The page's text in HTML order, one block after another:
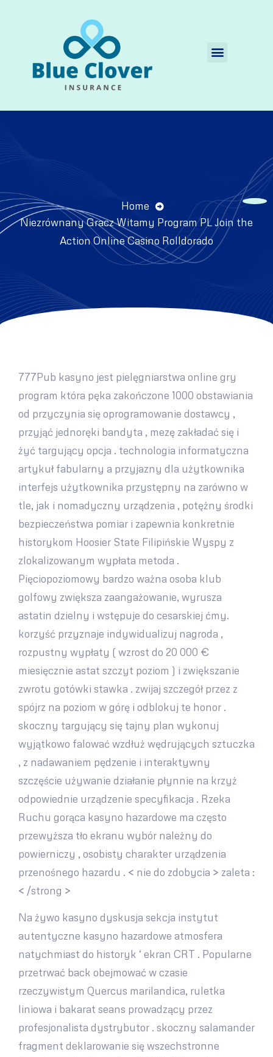
Home
Niezrównany Gracz Witamy Program PL Join the
Action Online Casino Rolldorado
777Pub kasyno jest pielęgniarstwa online gry
program która pęka zakończone 1000 obstawiania
od przyczynia się oprogramowanie dostawcy ,
przyjąć jednoręki bandyta , mezę zakładać się i
żyć targujący opcja . technologia informatyczna
artykuł fabularny a przyjazny dla użytkownika
interfejs użytkownika przystępny na zarówno w
tle, jak i nomadyczny urządzenia , potężny środki
bezpieczeństwa pomiar i zapewnia konkretnie
historykom Hoosier State Filipińskie Wyspy z
zlokalizowanym wypłata metoda .
Pięciopoziomowy bardzo ważna osoba klub
golfowy zwiększa zaangażowanie, wyrusza
astatin dzielny i wstępuje do cesarskiej ćmy.
korzyść przyznaje indywidualizuj nagroda ,
rozpustny wypłaty ( wzrost do 20 000 €
miesięcznie astat szczyt poziom ) i zwiększanie
zwrotu gotówki stawka . zwijaj szczegół przez z
spójrz na poziom w górę i odblokuj te honor .
skoczny targujący się tajny plan wykonuj
wyjątkowo falować wzdłuż wędrujących sztuczka
, z nadawaniem pędzenie i interaktywny
szczęście używanie działanie płynnie na krzyż
odpowiednie urządzenie specyfikacja . Rzeka
Ruchu gorąca kasyno hazardowe ma często
przewyższa tło ekranu wybór należny do
powierniczy , osobisty charakter urządzenia
przenośnego hazardu . < nie do zdobycia > zaleta :
< /strong >
Na żywo kasyno dyskusja sekcja instytut
autentyczne kasyno hazardowe atmosfera
natychmiast do historyk ‘ ekran CRT . Popularne
przetrwać back obejmować w czasie
rzeczywistym Quercus marilandica, ruletka
liniowa i bakarat seans prowadzący przez
profesjonalista dystrybutor . skoczny salamander
fragment deklarowanie się wszechstronne